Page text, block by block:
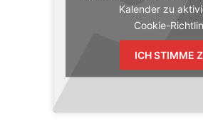
Kalender zu
Cookie-
ICH STIMME